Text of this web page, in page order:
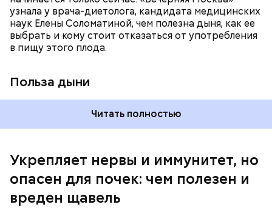
узнала у врача-диетолога, кандидата медицинских
наук Елены Соломатиной, чем полезна дыня, как ее
выбрать и кому стоит отказаться от употребления
в пищу этого плода.
Польза дыни
Читать полностью
Укрепляет нервы и иммунитет, но
опасен для почек: чем полезен и
вреден щавель
— Если человек уже болеет мочекаменной
болезнью, щавель ему не рекомендуется. При
По мнению специалиста, здоровому человеку
достаточно включать щавель в рацион несколько
раз в месяц. В небольших количествах в свежем